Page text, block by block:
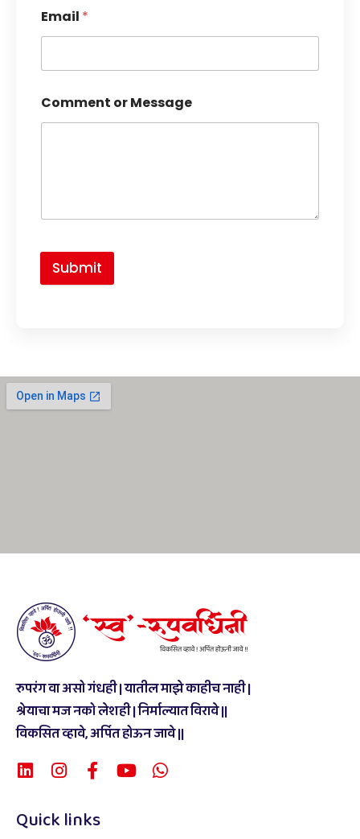
Email *
Comment or Message
Submit
रुपरंग वा असो गंधही | यातील माझे काहीच नाही |
श्रेयाचा मज नको लेशही | निर्माल्यात विरावे ||
विकसित व्हावे, अर्पित होऊन जावे ||
Quick links